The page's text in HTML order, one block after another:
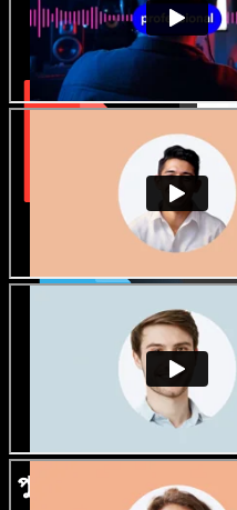
পুরুষ-নারী ভেদে নানান